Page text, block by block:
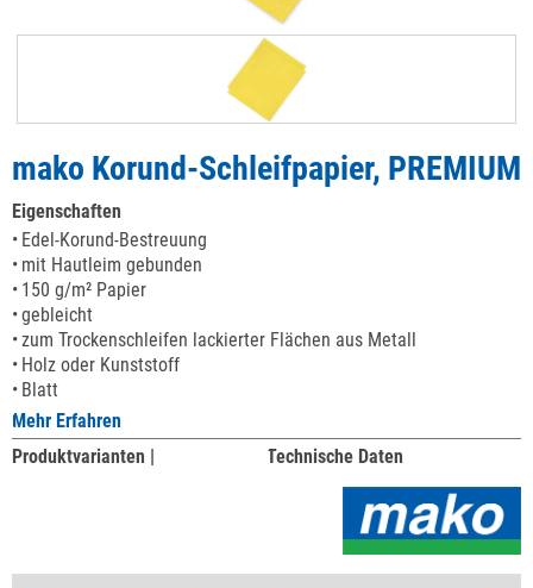
mako Korund-Schleifpapier, PREMIUM
Eigenschaften
Edel-Korund-Bestreuung
mit Hautleim gebunden
150 g/m² Papier
gebleicht
zum Trockenschleifen lackierter Flächen aus Metall
Holz oder Kunststoff
Blatt
Mehr Erfahren
Produktvarianten |
Technische Daten